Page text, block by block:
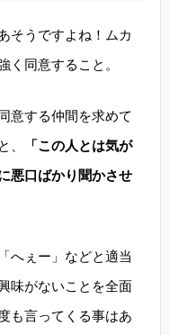
そうですよね！ムカ
く同意すること。
意する仲間を求めて
、
「この人とは気が
悪口ばかり聞かさせ
へぇー」などと適当
味がないことを全面
も言ってくる事はあ